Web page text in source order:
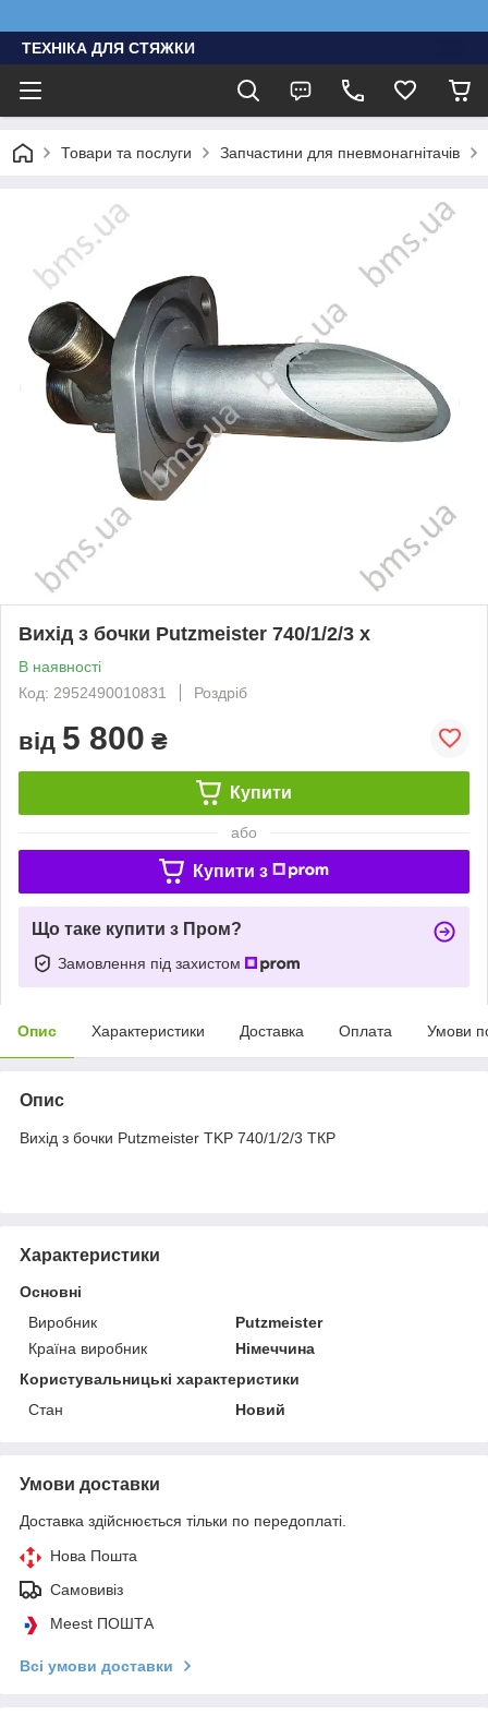
ТЕХНІКА ДЛЯ СТЯЖКИ
Товари та послуги Запчастини для пневмонагнітачів
Вихід з бочки Putzmeister 740/1/2/3 х
В наявності
Код: 2952490010831
Роздріб
від 5 800 ₴
Купити
або
Купити з
Що таке купити з Пром?
Замовлення під захистом
Опис Характеристики Доставка Оплата Умови
Опис
Вихід з бочки Putzmeister TKP 740/1/2/3 ТКР
Характеристики
Основні
Виробник
Putzmeister
Країна виробник
Німеччина
Користувальницькі характеристики
Стан
Новий
Умови доставки
Доставка здійснюється тільки по передоплаті.
Нова Пошта
Самовивіз
Meest ПОШТА
Всі умови доставки